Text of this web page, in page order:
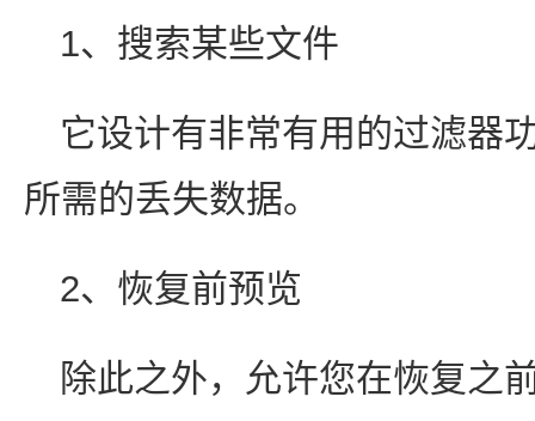
1、搜索某些文件
它设计有非常有用的过滤器
所需的丢失数据。
2、恢复前预览
除此之外，允许您在恢复之